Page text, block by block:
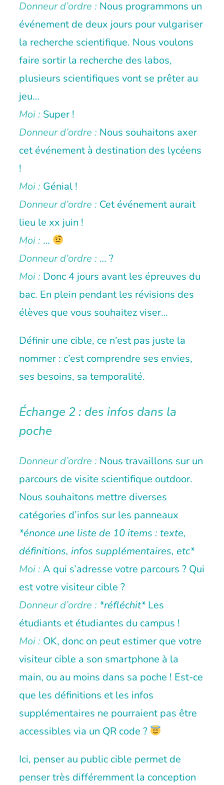
Donneur d’ordre : Nous programmons un
événement de deux jours pour vulgariser
la recherche scientifique. Nous voulons
faire sortir la recherche des labos,
plusieurs scientifiques vont se prêter au
jeu…
Moi : Super !
Donneur d’ordre : Nous souhaitons axer
cet événement à destination des lycéens
!
Moi : Génial !
Donneur d’ordre : Cet événement aurait
lieu le xx juin !
Moi : …
Donneur d’ordre : … ?
Moi : Donc 4 jours avant les épreuves du
bac. En plein pendant les révisions des
élèves que vous souhaitez viser…
Définir une cible, ce n’est pas juste la
nommer : c’est comprendre ses envies,
ses besoins, sa temporalité.
Échange 2 : des infos dans la
poche
Donneur d’ordre : Nous travaillons sur un
parcours de visite scientifique outdoor.
Nous souhaitons mettre diverses
catégories d’infos sur les panneaux
*énonce une liste de 10 items : texte,
définitions, infos supplémentaires, etc*
Moi : A qui s’adresse votre parcours ? Qui
est votre visiteur cible ?
Donneur d’ordre : *réfléchit*Les
étudiants et étudiantes du campus !
Moi : OK, donc on peut estimer que votre
visiteur cible a son smartphone à la
main, ou au moins dans sa poche ! Est-ce
que les définitions et les infos
supplémentaires ne pourraient pas être
accessibles via un QR code ?
Ici, penser au public cible permet de
penser très différemment la conception